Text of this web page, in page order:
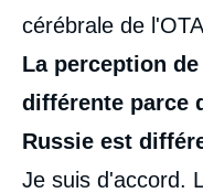
cérébrale de
La perception
différente parce
Russie est
Je suis d'accord.